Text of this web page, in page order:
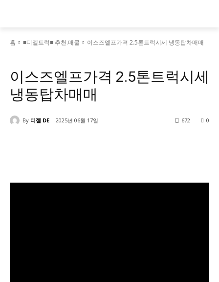
홈 ■디젤트럭■ 추천.매물 이스즈엘프가격 2.5톤트럭시세 냉동탑차매매
이스즈엘프가격 2.5톤트럭시세
냉동탑차매매
By 디젤 DE 2025년 06월 17일 0
672